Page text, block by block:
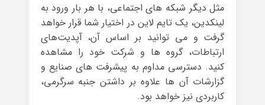
مثل دیگر شبکه های اجتماعی، با هر بار ورود به
لینکدین، یک تایم لاین در اختیار شما قرار خواهد
گرفت و می توانید بر اساس آن، آپدیت‌های
ارتباطات، گروه ها و شرکت خود را مشاهده
کنید. دسترسی مداوم به پیشرفت های صنایع و
گزارشات آن ها علاوه بر داشتن جنبه‌ سرگرمی،
کاربردی نیز خواهد بود.